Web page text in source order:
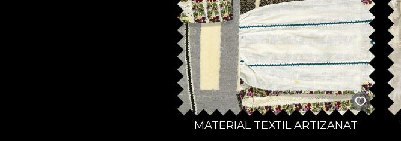
MATERIAL TEXTIL ARTIZANAT